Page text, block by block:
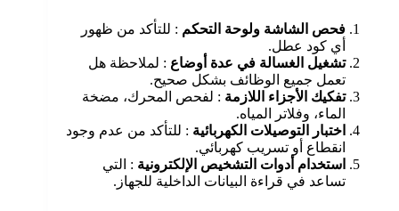
فحص الشاشة ولوحة التحكم : للتأكد من ظهور
أي كود عطل.
تشغيل الغسالة في عدة أوضاع : لملاحظة هل
تعمل جميع الوظائف بشكل صحيح.
تفكيك الأجزاء اللازمة : لفحص المحرك، مضخة
الماء، وفلاتر المياه.
اختبار التوصيلات الكهربائية : للتأكد من عدم وجود
انقطاع أو تسريب كهربائي.
استخدام أدوات التشخيص الإلكترونية : التي
تساعد في قراءة البيانات الداخلية للجهاز.